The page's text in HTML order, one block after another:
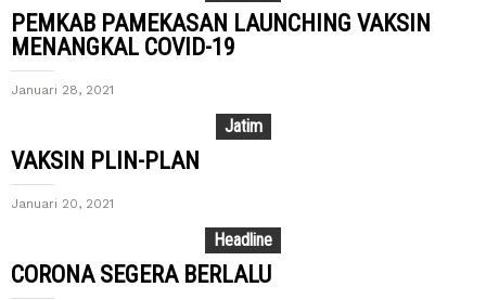
PEMKAB PAMEKASAN LAUNCHING VAKSIN
MENANGKAL COVID-19
Januari 28, 2021
Jatim
VAKSIN PLIN-PLAN
Januari 20, 2021
Headline
CORONA SEGERA BERLALU